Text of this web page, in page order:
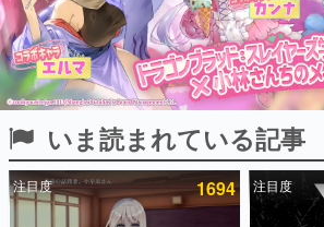
ピックアップ
電ファミのいま読まれている記事ランキング
いま読まれている記事
注目度 1694 注目度